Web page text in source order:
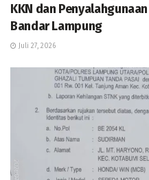
KKN dan
Bandar Lampung
Juli 27, 2026